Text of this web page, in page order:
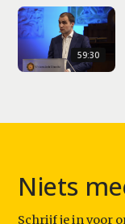
59:30
Niets
Schrijf je in voor